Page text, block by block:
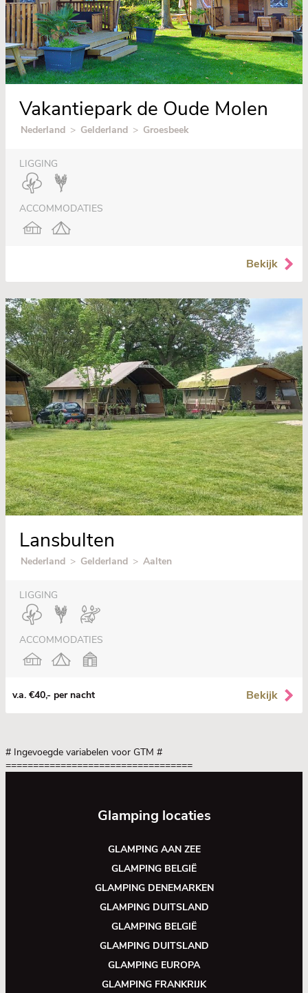
Vakantiepark de Oude Molen
Nederland > Gelderland > Groesbeek
LIGGING
ACCOMMODATIES
Bekijk
Lansbulten
Nederland > Gelderland > Aalten
LIGGING
ACCOMMODATIES
v.a. €40,- per nacht Bekijk
# Ingevoegde variabelen voor GTM #
==================================
Glamping locaties
GLAMPING AAN ZEE
GLAMPING BELGIË
GLAMPING DENEMARKEN
GLAMPING DUITSLAND
GLAMPING BELGIË
GLAMPING DUITSLAND
GLAMPING EUROPA
GLAMPING FRANKRIJK